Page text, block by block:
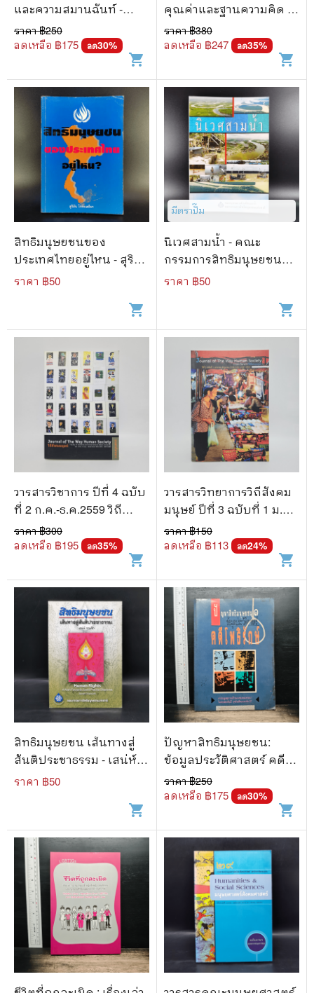
และความสมานฉันท์ -
ส.ศิวรักษ์
ราคา ฿250
ลดเหลือ ฿175 ลด30%
shopping_cart
คุณค่าและฐานความคิด -
เสน่ห์ จามริก
ราคา ฿380
ลดเหลือ ฿247 ลด35%
shopping_cart
สิทธิมนุษยชนของ
ประเทศไทยอยู่ไหน - สุริยัน
โรหิตเสถียร
ราคา ฿50
shopping_cart
มีตราปั๊ม
นิเวศสามน้ำ - คณะ
กรรมการสิทธิมนุษยชน
แห่งชาติ
ราคา ฿50
shopping_cart
วารสารวิชาการ ปีที่ 4 ฉบับ
ที่ 2 ก.ค.-ธ.ค.2559 วิถี
สังคมมนุษย์
ราคา ฿300
ลดเหลือ ฿195 ลด35%
shopping_cart
วารสารวิทยาการวิถีสังคม
มนุษย์ ปีที่ 3 ฉบับที่ 1 ม.ค.-
มิ.ย.2558
ราคา ฿150
ลดเหลือ ฿113 ลด24%
shopping_cart
สิทธิมนุษยชน เส้นทางสู่
สันติประชาธรรม - เสน่ห์
จามริก
ราคา ฿50
shopping_cart
ปัญหาสิทธิมนุษยชน:
ข้อมูลประวัติศาสตร์ คดี
โพธิรักษ์
ราคา ฿250
ลดเหลือ ฿175 ลด30%
shopping_cart